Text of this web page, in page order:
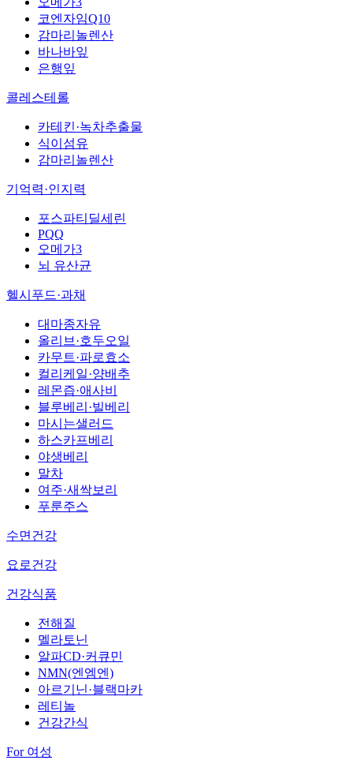
코엔자임Q10
감마리놀렌산
바나바잎
은행잎
콜레스테롤
카테킨·녹차추출물
식이섬유
감마리놀렌산
기억력·인지력
포스파티딜세린
PQQ
오메가3
뇌 유산균
헬시푸드·과채
대마종자유
올리브·호두오일
카무트·파로효소
컬리케일·양배추
레몬즙·애사비
블루베리·빌베리
마시는샐러드
하스카프베리
야생베리
말차
여주·새싹보리
푸룬주스
수면건강
요로건강
건강식품
전해질
멜라토닌
알파CD·커큐민
NMN(엔엠엔)
아르기닌·블랙마카
레티놀
건강간식
For 여성